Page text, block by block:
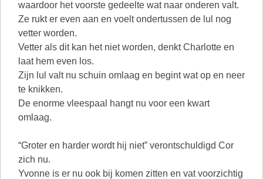
waardoor het voorste gedeelte wat naar onderen valt.
Ze rukt er even aan en voelt ondertussen de lul nog
vetter worden.
Vetter als dit kan het niet worden, denkt Charlotte en
laat hem even los.
Zijn lul valt nu schuin omlaag en begint wat op en neer
te knikken.
De enorme vleespaal hangt nu voor een kwart
omlaag.
“Groter en harder wordt hij niet” verontschuldigd Cor
zich nu.
Yvonne is er nu ook bij komen zitten en vat voorzichtig